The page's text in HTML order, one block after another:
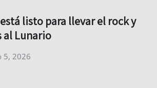
listo para llevar el rock y
al Lunario
5, 2026